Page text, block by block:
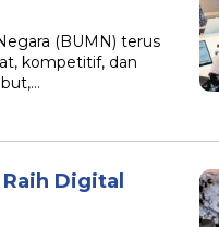
(BUMN) terus
kompetitif, dan
Digital